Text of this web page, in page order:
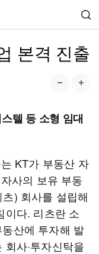
본격 진출
텔 등 소형 임대
KT가 부동산 자
사의 보유 부동
) 회사를 설립해
이다. 리츠란 소
산에 투자해 발
사·투자신탁을